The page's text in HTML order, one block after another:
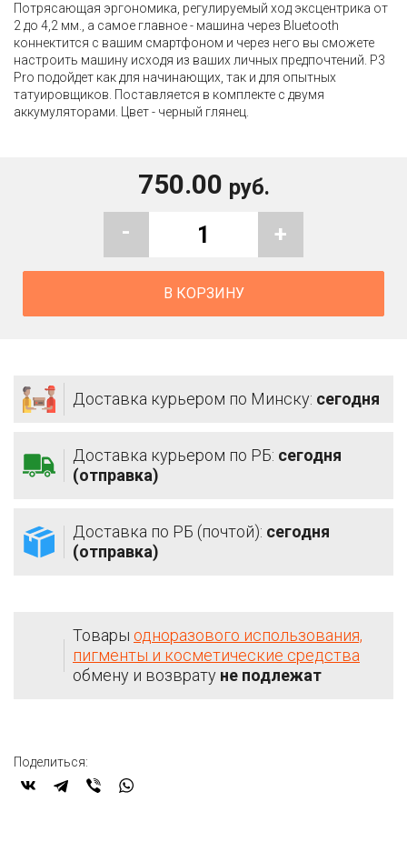
Потрясающая эргономика, регулируемый ход эксцентрика от
2 до 4,2 мм., а самое главное - машина через Bluetooth
коннектится с вашим смартфоном и через него вы сможете
настроить машину исходя из ваших личных предпочтений. P3
Pro подойдет как для начинающих, так и для опытных
татуировщиков. Поставляется в комплекте с двумя
аккумуляторами. Цвет - черный глянец.
750.00 руб.
- +
В КОРЗИНУ
Доставка курьером по Минску: сегодня
Доставка курьером по РБ: сегодня
(отправка)
Доставка по РБ (почтой): сегодня
(отправка)
Товары одноразового использования,
пигменты и косметические средства
обмену и возврату не подлежат
Поделиться: